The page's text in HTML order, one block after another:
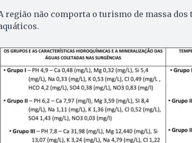
região não comporta o turismo de massa